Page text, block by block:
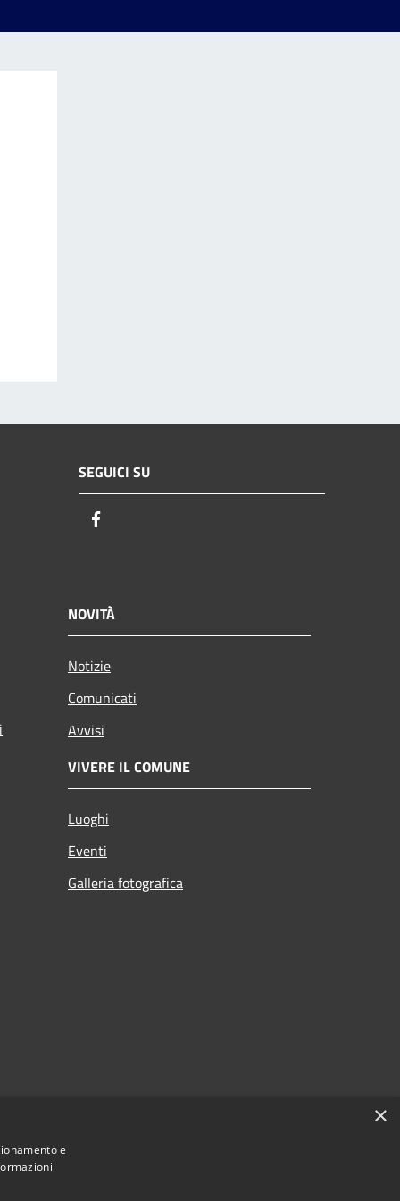
SEGUICI SU
NOVITÀ
Notizie
Comunicati
Avvisi
VIVERE IL COMUNE
Luoghi
Eventi
Galleria fotografica
×
e